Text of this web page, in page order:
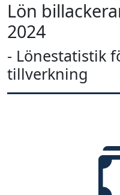
Lön
2024
- Lönestatistik
tillverkning